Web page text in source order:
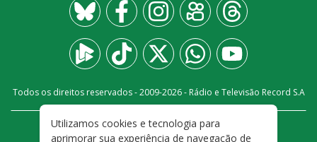
Todos os direitos reservados - 2009-2026- Rádio e Televisão Record S.A
FALE CONOSCO PRIVACIDADE
Utilizamos cookies e tecnologia para
aprimorar sua experiência de navegação de